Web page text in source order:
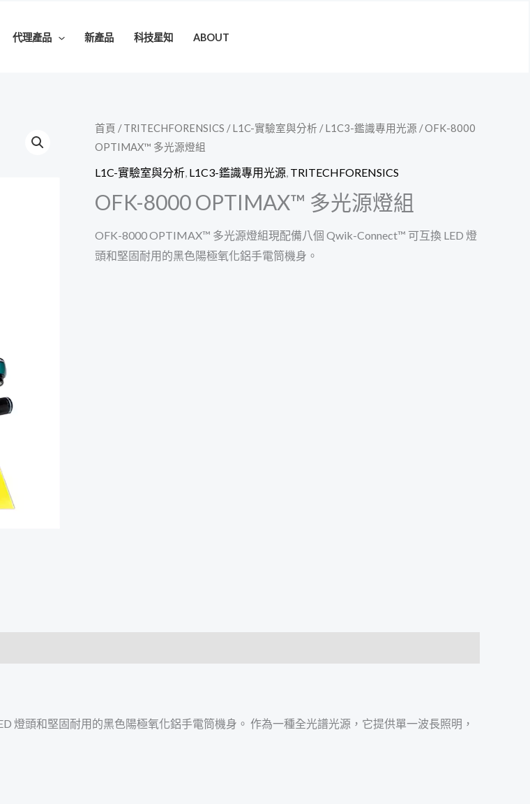
代理產品 新產品 科技星知 ABOUT
首頁 /TRITECHFORENSICS /L1C-實驗室與分析 /L1C3-鑑識專用光源 / OFK-8000
OPTIMAX™ 多光源燈組
L1C-實驗室與分析 L1C3-鑑識專用光源 TRITECHFORENSICS
OFK-8000 OPTIMAX™ 多光源燈組
OFK-8000 OPTIMAX™ 多光源燈組現配備八個 Qwik-Connect™ 可互換 LED 燈
頭和堅固耐用的黑色陽極氧化鋁手電筒機身。
頭和堅固耐用的黑色陽極氧化鋁手電筒機身。 作為一種全光譜光源，它提供單一波長照明，